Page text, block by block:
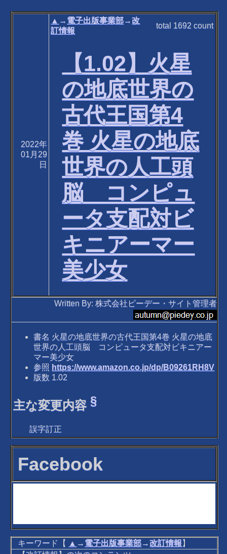
2022年
01月29
日
▲ → 電子出版事業部→改
訂情報
total 1692 count
【1.02】火星
の地底世界の
古代王国第4
巻 火星の地底
世界の人工頭
脳 コンピュ
ータ支配対ビ
キニアーマー
美少女
Written By: 株式会社ピーデー・サイト管理者
書名 火星の地底世界の古代王国第4巻 火星の地底
世界の人工頭脳 コンピュータ支配対ビキニアー
マー美少女
参照 https://www.amazon.co.jp/dp/B09261RH8V
版数 1.02
主な変更内容§
誤字訂正
Facebook
キーワード【 ▲ → 電子出版事業部→改訂情報】